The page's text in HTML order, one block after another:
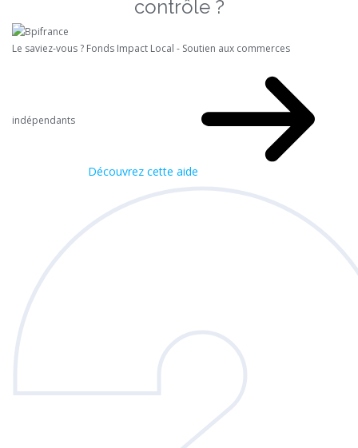
contrôle ?
Le saviez-vous ? Fonds Impact Local - Soutien aux commerces
indépendants
Découvrez cette aide